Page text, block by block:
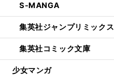
S-MANGA
集英社ジャンプリミックス
集英社コミック文庫
少女マンガ